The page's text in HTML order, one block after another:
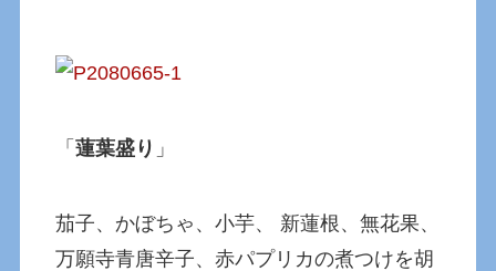
「蓮葉盛り 」
茄子、かぼちゃ、小芋、 新蓮根、無花果、
万願寺青唐辛子、赤パプリカの煮つけを胡